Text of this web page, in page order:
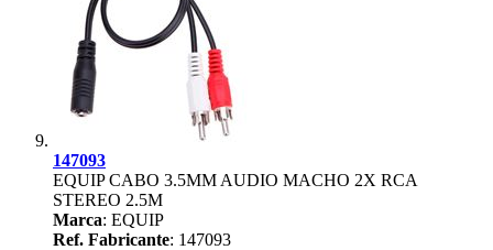
147093
EQUIP CABO 3.5MM AUDIO MACHO 2X RCA
STEREO 2.5M
Marca: EQUIP
Ref. Fabricante: 147093